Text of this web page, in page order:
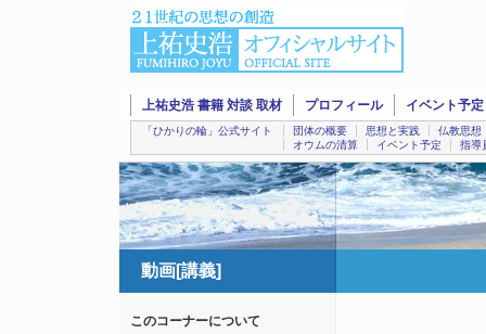
上祐史浩 書籍 対談 取材 プロフィール イベント予定
「ひかりの輪」公式サイト 団体の概要 思想と実践
仏教思想
オウムの清算
イベント予定 指導
動画[講義]
このコーナーについて